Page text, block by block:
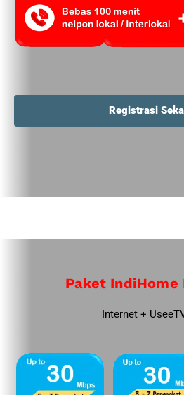
Registrasi
Paket IndiHome
Internet +